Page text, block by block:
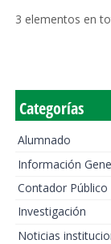
3 elementos en
Categorías
Alumnado
Información
Contador Público
Investigación
Noticias